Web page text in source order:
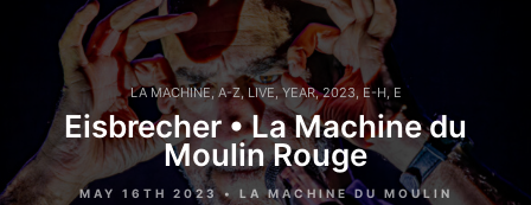
LA MACHINE, A-Z, LIVE, YEAR,2023, E-H, E
Eisbrecher • La Machine du
Moulin Rouge
MAY 16TH 2023 • LA MACHINE DU MOULIN